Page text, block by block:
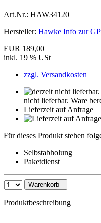
Art.Nr.: HAW34120
Hersteller: Hawke Info zur
EUR 189,00
inkl. 19 % USt
zzgl. Versandkosten
nicht lieferbar. Ware
Lieferzeit auf Anfrage
Für dieses Produkt stehen
Selbstabholung
Paketdienst
Warenkorb
Produktbeschreibung